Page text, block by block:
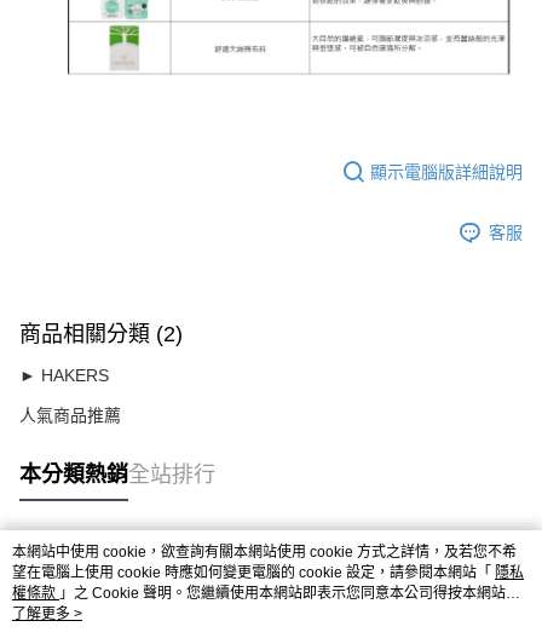
顯示電腦版詳細說明
客服
商品相關分類 (2)
► HAKERS
人氣商品推薦
本分類熱銷全站排行
熱門標籤
本網站中使用 cookie，欲查詢有關本網站使用 cookie 方式之詳情，及若您不希
望在電腦上使用 cookie 時應如何變更電腦的 cookie 設定，請參閱本網站「 隱私
權條款 」之 Cookie 聲明。您繼續使用本網站即表示您同意本公司得按本網站使
用條款之 Cookie 聲明使用 cookie。
了解更多 >